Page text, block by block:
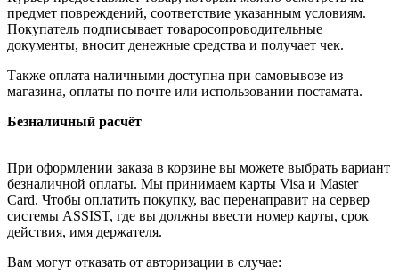
предмет повреждений, соответствие указанным условиям.
Покупатель подписывает товаросопроводительные
документы, вносит денежные средства и получает чек.
Также оплата наличными доступна при самовывозе из
магазина, оплаты по почте или использовании постамата.
Безналичный расчёт
При оформлении заказа в корзине вы можете выбрать вариант
безналичной оплаты. Мы принимаем карты Visa и Master
Card. Чтобы оплатить покупку, вас перенаправит на сервер
системы ASSIST, где вы должны ввести номер карты, срок
действия, имя держателя.
Вам могут отказать от авторизации в случае: